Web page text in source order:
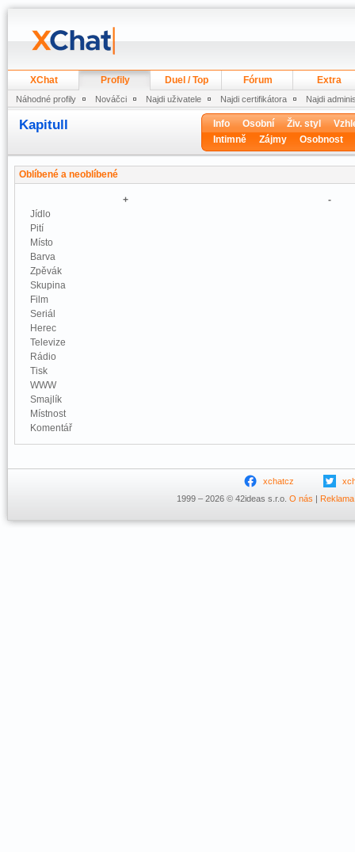
XChat Profily Duel / Top Fórum Extra
Náhodné profily Nováčci Najdi uživatele Najdi certifikátora Najdi
Kapitull Info Osobní Živ. styl
Intimně
Zájmy Osobnost
Oblíbené a neoblíbené
+
-
Jídlo
Pití
Místo
Barva
Zpěvák
Skupina
Film
Seriál
Herec
Televize
Rádio
Tisk
WWW
Smajlík
Místnost
Komentář
xchatcz
1999 – 2026 © 42ideas s.r.o. O nás | Reklama